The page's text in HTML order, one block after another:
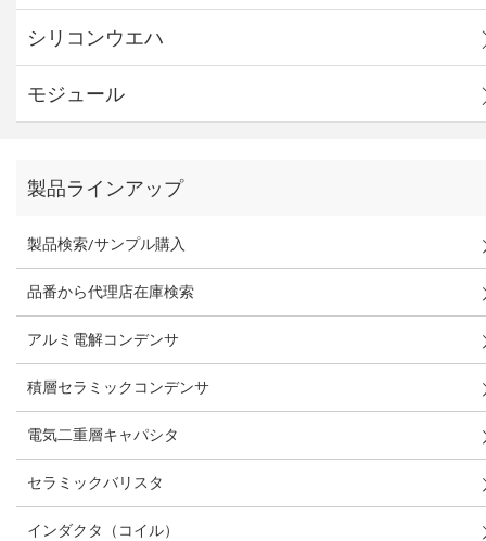
シリコンウエハ
モジュール
製品ラインアップ
製品検索/サンプル購入
品番から代理店在庫検索
アルミ電解コンデンサ
積層セラミックコンデンサ
電気二重層キャパシタ
セラミックバリスタ
インダクタ（コイル）